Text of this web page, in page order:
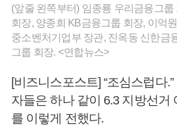
(앞줄 왼쪽부터) 임종룡 우리금융그
회장, 양종희 KB금융그룹 회장, 이억
중소벤처기업부 장관, 진옥동 신한금
그룹 회장. <연합뉴스>
[비즈니스포스트] “조심스럽다
자들은 하나 같이 6.3 지방선거
를 이렇게 전했다.